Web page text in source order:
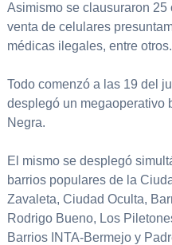
Asimismo se clausuraron
venta de celulares
médicas ilegales, entre otros.
Todo comenzó a las 19 del
desplegó un megaoperativo
Negra.
El mismo se desplegó
barrios populares de la
Zavaleta, Ciudad Oculta,
Rodrigo Bueno, Los
Barrios INTA-Bermejo y